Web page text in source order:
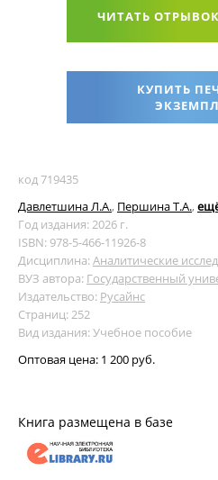
ЧИТАТЬ ОТРЫВОК
КУПИТЬ
код 719435
Давлетшина Л.А., Першина Т.А.,
Год издания: 2026 г.
ISBN: 978-5-466-11926-8
Дисциплина:Аналитические
ВУЗ автора: Государственный
Издательство: Русайнс
Страниц: 252
Вид издания: Учебное пособие
Оптовая цена: 1 200 руб.
Книга размещена в базе